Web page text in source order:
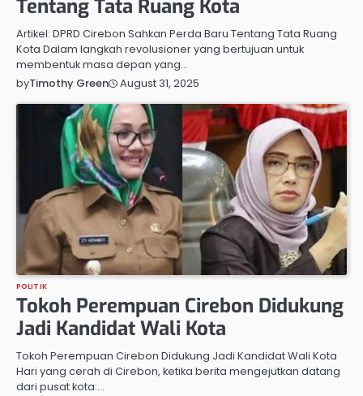
Tentang Tata Ruang Kota
Artikel: DPRD Cirebon Sahkan Perda Baru Tentang Tata Ruang
Kota Dalam langkah revolusioner yang bertujuan untuk
membentuk masa depan yang…
byTimothy Green August 31, 2025
POLITIK
Tokoh Perempuan Cirebon Didukung
Jadi Kandidat Wali Kota
Tokoh Perempuan Cirebon Didukung Jadi Kandidat Wali Kota
Hari yang cerah di Cirebon, ketika berita mengejutkan datang
dari pusat kota:…